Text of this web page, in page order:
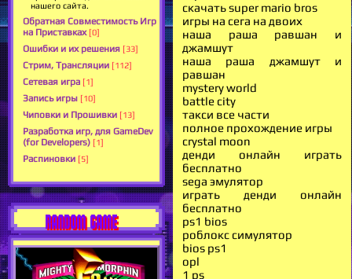
нашего сайта.
Обратная Совместимость Игр
на Приставках [0]
Ошибки и их решения [33]
Стрим, Трансляции [112]
Сетевая игра [1]
Запись игры [10]
Чиповки и Прошивки [13]
Разработка игр, для GameDev
(for Developers) [1]
Распиновки [5]
RANDOM GAME
скачать super mario bros
игры на сега на двоих
наша раша равшан и
джамшут
наша раша джамшут и
равшан
mystery world
battle city
такси все части
полное прохождение игры
crystal moon
денди онлайн играть
бесплатно
sega эмулятор
играть денди онлайн
бесплатно
ps1 bios
роблокс симулятор
bios ps1
opl
1 ps